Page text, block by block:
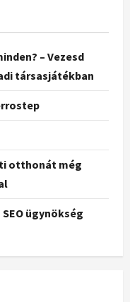
– Vezesd
társasjátékban
otthonát még
ügynökség